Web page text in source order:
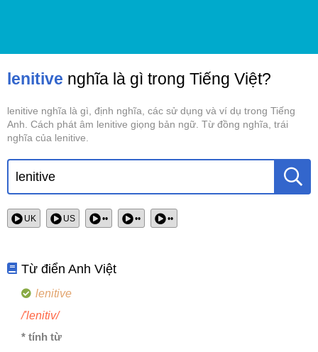
lenitive nghĩa là gì trong Tiếng Việt?
lenitive nghĩa là gì, định nghĩa, các sử dụng và ví dụ trong Tiếng
Anh. Cách phát âm lenitive giọng bản ngữ. Từ đồng nghĩa, trái
nghĩa của lenitive.
UK US •• •• ••
Từ điển Anh Việt
lenitive
/'lenitiv/
* tính từ